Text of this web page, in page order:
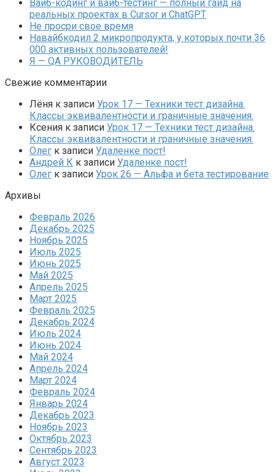
Вайб-кодинг и вайб-тестинг — полный гайд на
реальных проектах в Cursor и ChatGPT
Не просри свое время
Навайбкодил 2 микропродукта, у которых почти 36
000 активных пользователей!
Я — QA РУКОВОДИТЕЛЬ
Свежие комментарии
Лёня к записи Урок 17 — Техники тест дизайна.
Классы эквивалентности и граничные значения.
Ксения к записи Урок 17 — Техники тест дизайна.
Классы эквивалентности и граничные значения.
Олег к записи Удаленке пост!
Андрей К к записи Удаленке пост!
Олег к записи Урок 26 — Альфа и бета тестирование
Архивы
Февраль 2026
Декабрь 2025
Ноябрь 2025
Июль 2025
Июнь 2025
Май 2025
Апрель 2025
Март 2025
Февраль 2025
Декабрь 2024
Июль 2024
Июнь 2024
Май 2024
Апрель 2024
Март 2024
Февраль 2024
Январь 2024
Декабрь 2023
Ноябрь 2023
Октябрь 2023
Сентябрь 2023
Август 2023